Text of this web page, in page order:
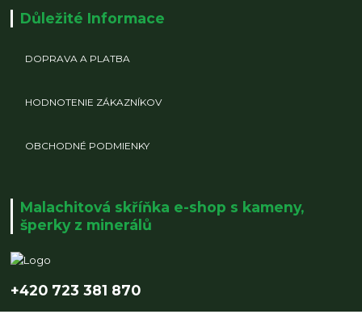
Důležité Informace
DOPRAVA A PLATBA
HODNOTENIE ZÁKAZNÍKOV
OBCHODNÉ PODMIENKY
Malachitová skříňka e-shop s kameny,
šperky z minerálů
+420 723 381 870